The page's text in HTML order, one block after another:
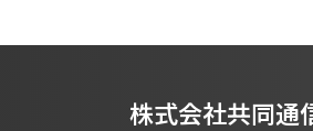
株式会社共同通